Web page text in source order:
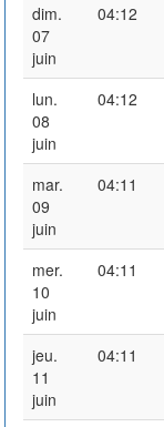
dim.
07
juin
04:12
lun.
08
juin
04:12
mar.
09
juin
04:11
mer.
10
juin
04:11
jeu.
11
juin
04:11